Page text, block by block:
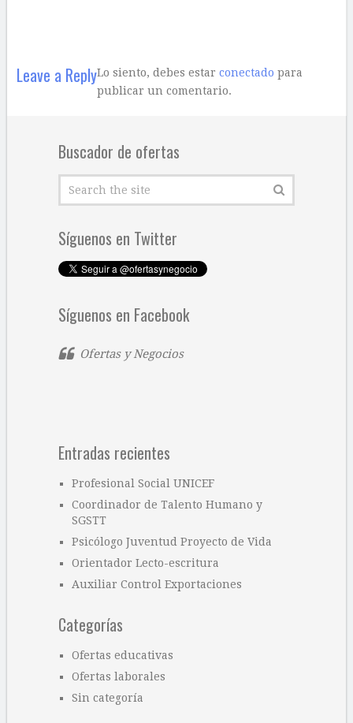
Leave a ReplyLo siento, debes estar conectado para
publicar un comentario.
Buscador de ofertas
Síguenos en Twitter
Síguenos en Facebook
Ofertas y Negocios
Entradas recientes
Profesional Social UNICEF
Coordinador de Talento Humano y
SGSTT
Psicólogo Juventud Proyecto de Vida
Orientador Lecto-escritura
Auxiliar Control Exportaciones
Categorías
Ofertas educativas
Ofertas laborales
Sin categoría